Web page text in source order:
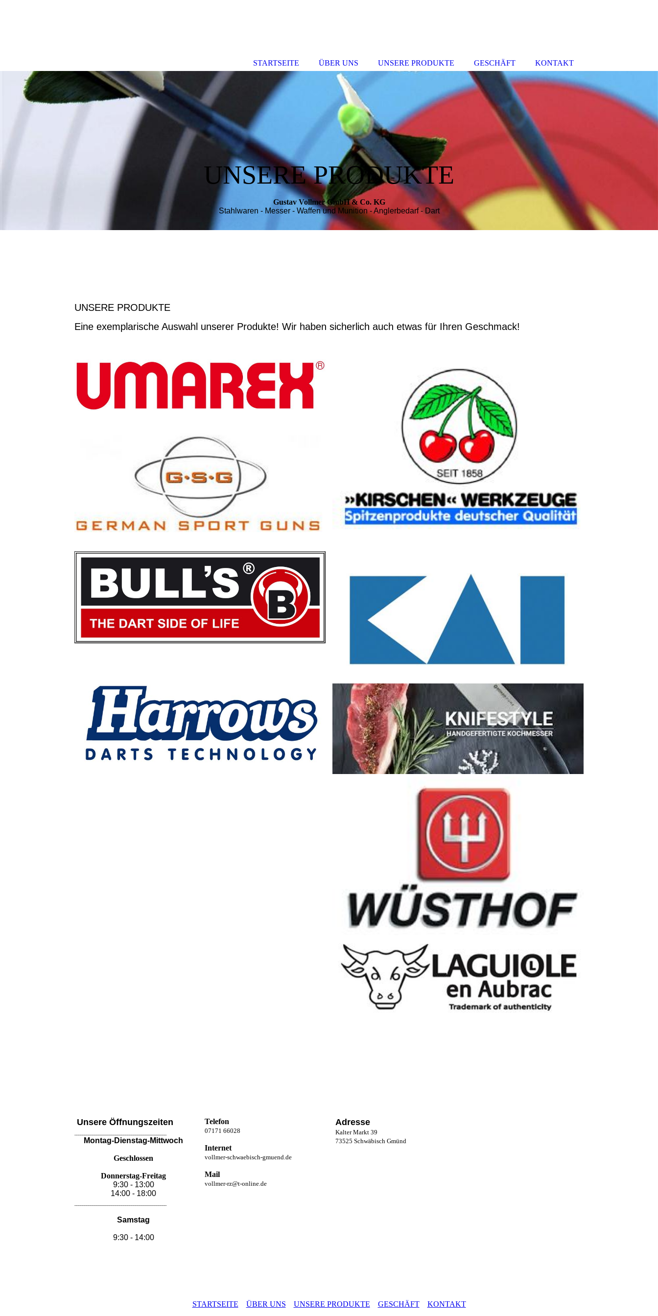
UNSERE PRODUKTE
Gustav Vollmer GmbH & Co. KG
Stahlwaren - Messer - Waffen und Munition - Anglerbedarf - Dart
UNSERE PRODUKTE
Eine exemplarische Auswahl unserer Produkte! Wir haben sicherlich auch etwas für Ihren Geschmack!
Unsere Öffnungszeiten
Montag-Dienstag-Mittwoch
Geschlossen
Donnerstag-Freitag
9:30 - 13:00
14:00 - 18:00
Samstag
9:30 - 14:00
Telefon
07171 66028
Internet
vollmer-schwaebisch-gmuend.de
Mail
vollmer-rz@t-online.de
Adresse
Kalter Markt 39
73525 Schwäbisch Gmünd
STARTSEITE ÜBER UNS UNSERE PRODUKTE GESCHÄFT KONTAKT
STARTSEITE ÜBER UNS UNSERE PRODUKTE GESCHÄFT KONTAKT